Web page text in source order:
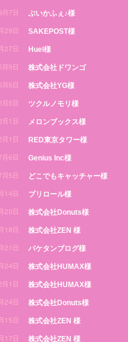
7日 ぶいかふぇ♪様
29日 SAKEPOST様
27日 Huel様
9日 株式会社ドワンゴ
5日 株式会社YG様
5日 ツクルノモリ様
1日 メロンブックス様
1日 RED東京タワー様
6日 Genius Inc様
5日 どこでもキャッチャー様
14日 プリロール様
20日 株式会社Donuts様
18日 株式会社ZEN 様
21日 バケタンブログ様
24日 株式会社HUMAX様
1日 株式会社HUMAX様
24日 株式会社Donuts様
15日 株式会社ZEN 様
17日 株式会社ZEN 様